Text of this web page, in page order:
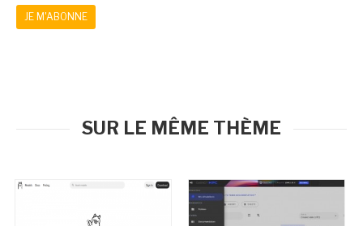
JE M'ABONNE
SUR LE MÊME THÈME